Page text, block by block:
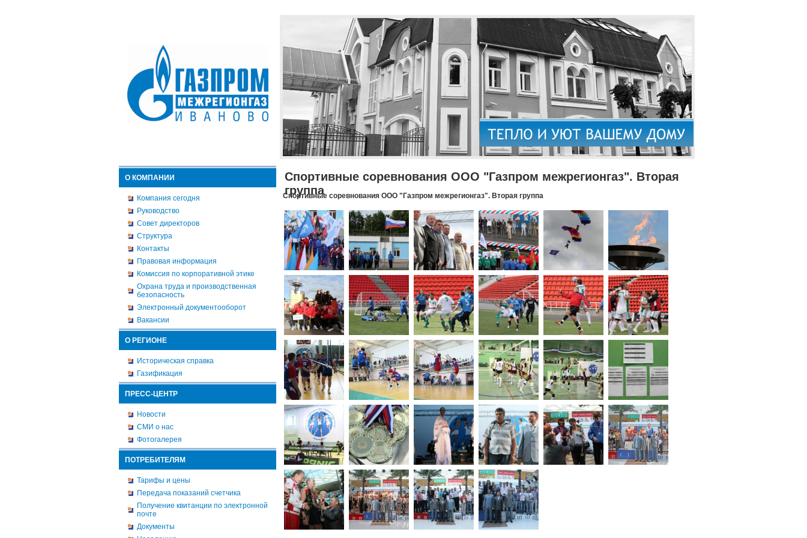
О КОМПАНИИ
Компания сегодня
Руководство
Совет директоров
Структура
Контакты
Правовая информация
Комиссия по корпоративной этике
Охрана труда и производственная
безопасность
Электронный документооборот
Вакансии
О РЕГИОНЕ
Историческая справка
Газификация
ПРЕСС-ЦЕНТР
Новости
СМИ о нас
Фотогалерея
ПОТРЕБИТЕЛЯМ
Тарифы и цены
Передача показаний счетчика
Получение квитанции по электронной
почте
Документы
Спортивные соревнования ООО "Газпром межрегионгаз". Вторая
группа
Спортивные соревнования ООО "Газпром межрегионгаз". Вторая группа